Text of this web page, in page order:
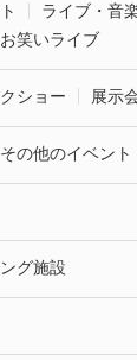
ライブ・音
笑いライブ
ショー 展示
その他のイベント
グ施設